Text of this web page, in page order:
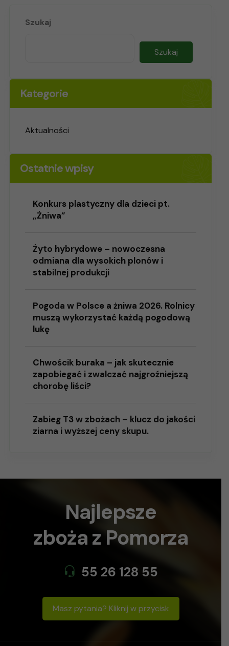
Szukaj
Szukaj
Kategorie
Aktualności
Ostatnie wpisy
Konkurs plastyczny dla dzieci pt.
„Żniwa”
Żyto hybrydowe – nowoczesna
odmiana dla wysokich plonów i
stabilnej produkcji
Pogoda w Polsce a żniwa 2026. Rolnicy
muszą wykorzystać każdą pogodową
lukę
Chwościk buraka – jak skutecznie
zapobiegać i zwalczać najgroźniejszą
chorobę liści?
Zabieg T3 w zbożach – klucz do jakości
ziarna i wyższej ceny skupu.
Najlepsze
zbożaz Pomorza
55 26 128 55
Masz pytania? Kliknij w przycisk